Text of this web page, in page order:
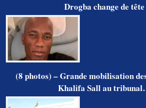
Drogba change de tête
(8 photos) – Grande mobilisation
Khalifa Sall au